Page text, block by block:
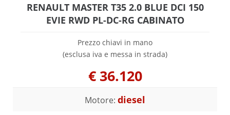
RENAULT MASTER T35 2.0 BLUE DCI 150
EVIE RWD PL-DC-RG CABINATO
Prezzo chiavi in mano
(esclusa iva e messa in strada)
€ 36.120
Motore: diesel